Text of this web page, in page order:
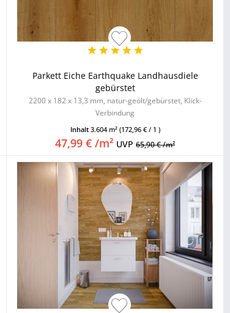
Parkett Eiche Earthquake Landhausdiele
gebürstet
2200 x 182 x 13,3 mm, natur-geölt/gebürstet, Klick-
Verbindung
Inhalt 3.604 m² (172,96 € / 1 )
47,99 € /m² UVP65,90 € /m²